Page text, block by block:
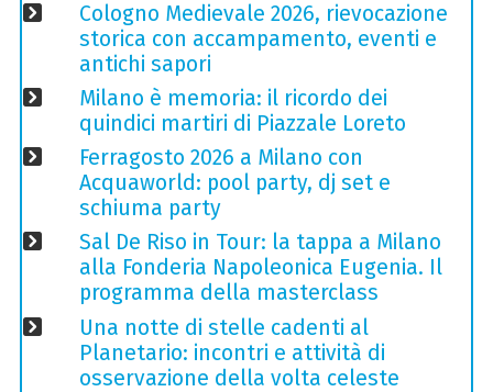
Cologno Medievale 2026, rievocazione
storica con accampamento, eventi e
antichi sapori
Milano è memoria: il ricordo dei
quindici martiri di Piazzale Loreto
Ferragosto 2026 a Milano con
Acquaworld: pool party, dj set e
schiuma party
Sal De Riso in Tour: la tappa a Milano
alla Fonderia Napoleonica Eugenia. Il
programma della masterclass
Una notte di stelle cadenti al
Planetario: incontri e attività di
osservazione della volta celeste